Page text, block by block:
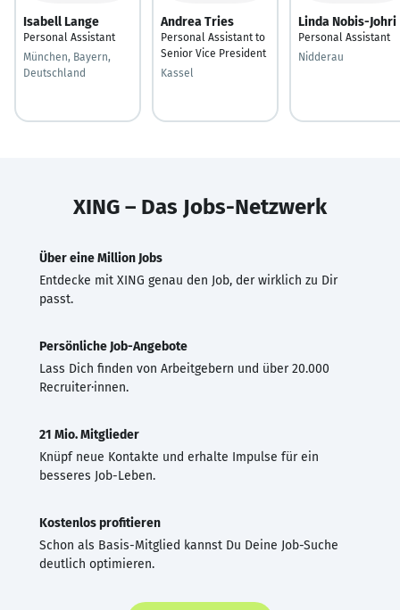
Isabell Lange
Personal Assistant
München, Bayern,
Deutschland
Andrea Tries
Personal Assistant to
Senior Vice President
Kassel
Linda Nobis-Johri
Personal Assistant
Nidderau
XING – Das Jobs-Netzwerk
Über eine Million Jobs
Entdecke mit XING genau den Job, der wirklich zu Dir
passt.
Persönliche Job-Angebote
Lass Dich finden von Arbeitgebern und über 20.000
Recruiter·innen.
21 Mio. Mitglieder
Knüpf neue Kontakte und erhalte Impulse für ein
besseres Job-Leben.
Kostenlos profitieren
Schon als Basis-Mitglied kannst Du Deine Job-Suche
deutlich optimieren.